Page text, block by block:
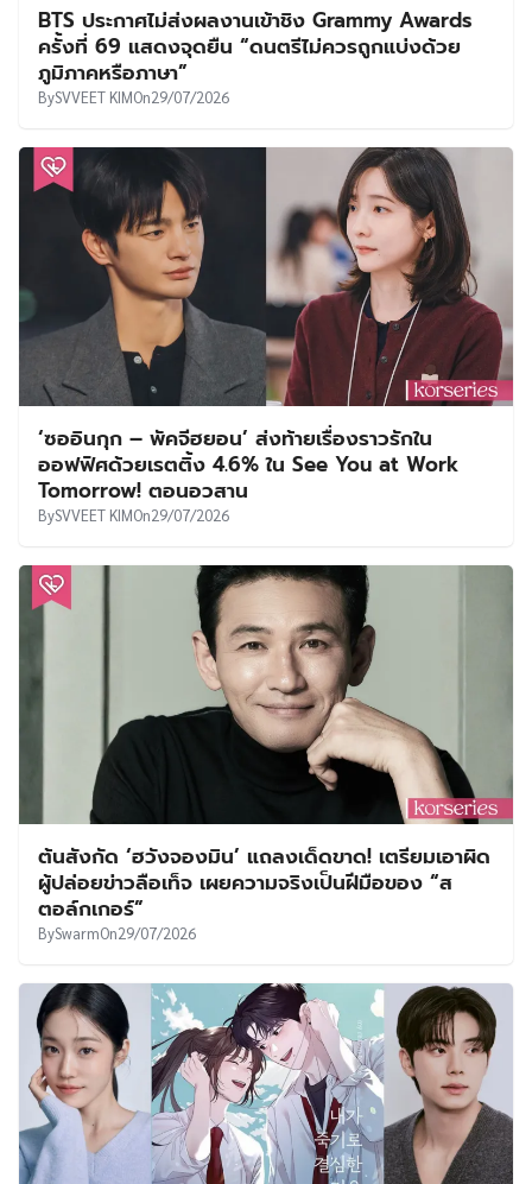
BTS ประกาศไม่ส่งผลงานเข้าชิง Grammy Awards
ครั้งที่ 69 แสดงจุดยืน “ดนตรีไม่ควรถูกแบ่งด้วย
ภูมิภาคหรือภาษา”
BySVVEET KIMOn29/07/2026
‘ซออินกุก – พัคจีฮยอน’ ส่งท้ายเรื่องราวรักใน
ออฟฟิศด้วยเรตติ้ง 4.6% ใน See You at Work
Tomorrow! ตอนอวสาน
BySVVEET KIMOn29/07/2026
ต้นสังกัด ‘ฮวังจองมิน’ แถลงเด็ดขาด! เตรียมเอาผิด
ผู้ปล่อยข่าวลือเท็จ เผยความจริงเป็นฝีมือของ “ส
ตอล์กเกอร์”
BySwarmOn29/07/2026